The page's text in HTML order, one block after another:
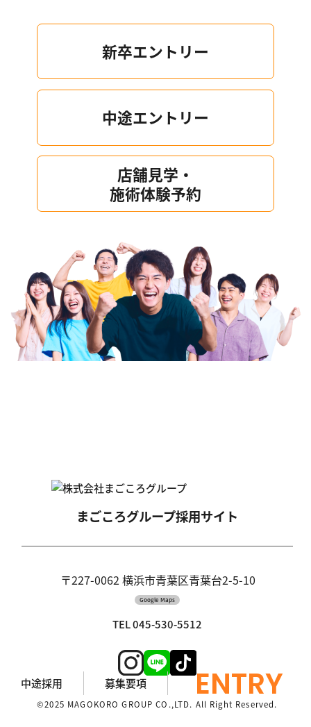
新卒エントリー
中途エントリー
店舗見学・
施術体験予約
まごころグループ採用サイト
〒227-0062 横浜市青葉区青葉台2-5-10
Google Maps
TEL 045-530-5512
©2025 MAGOKORO GROUP CO.,LTD. All Right Reserved.
中途採用 募集要項 ENTRY